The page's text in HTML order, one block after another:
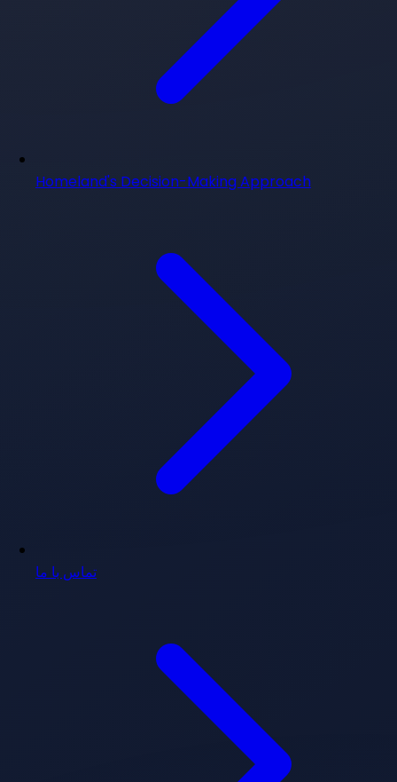
Homeland's Decision-Making Approach
تماس با ما